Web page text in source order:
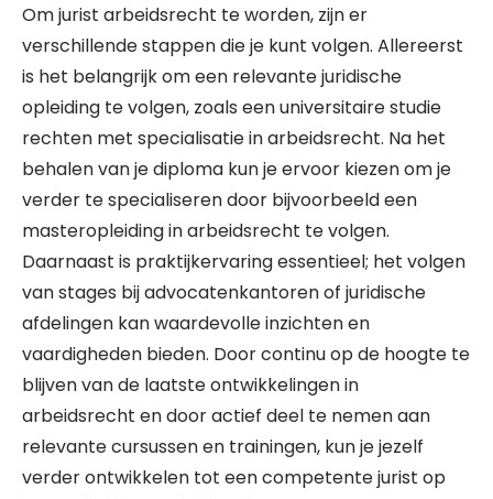
Om jurist arbeidsrecht te worden, zijn er
verschillende stappen die je kunt volgen. Allereerst
is het belangrijk om een relevante juridische
opleiding te volgen, zoals een universitaire studie
rechten met specialisatie in arbeidsrecht. Na het
behalen van je diploma kun je ervoor kiezen om je
verder te specialiseren door bijvoorbeeld een
masteropleiding in arbeidsrecht te volgen.
Daarnaast is praktijkervaring essentieel; het volgen
van stages bij advocatenkantoren of juridische
afdelingen kan waardevolle inzichten en
vaardigheden bieden. Door continu op de hoogte te
blijven van de laatste ontwikkelingen in
arbeidsrecht en door actief deel te nemen aan
relevante cursussen en trainingen, kun je jezelf
verder ontwikkelen tot een competente jurist op